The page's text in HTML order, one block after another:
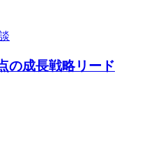
の成長戦略リード